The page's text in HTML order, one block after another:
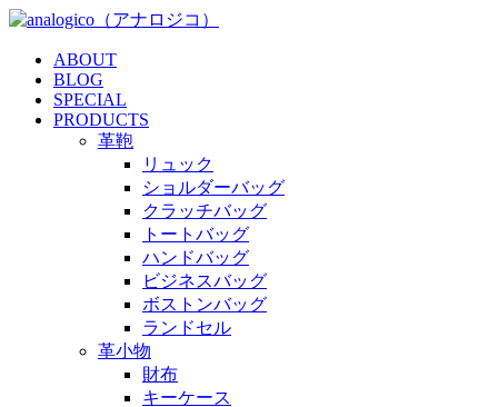
ABOUT
BLOG
SPECIAL
PRODUCTS
革鞄
リュック
ショルダーバッグ
クラッチバッグ
トートバッグ
ハンドバッグ
ビジネスバッグ
ボストンバッグ
ランドセル
革小物
財布
キーケース